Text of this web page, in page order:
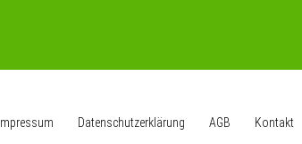
Impressum Daten­schutz­erklärung AGB Kontakt